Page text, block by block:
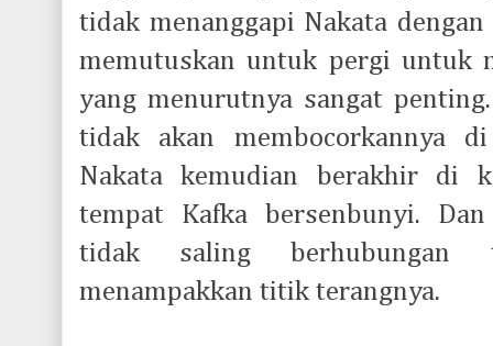
tidak menanggapi Nakata
memutuskan untuk pergi untuk
yang menurutnya sangat
tidak akan membocorkannya
Nakata kemudian berakhir di
tempat Kafka bersenbunyi.
tidak saling
menampakkan titik terangnya.